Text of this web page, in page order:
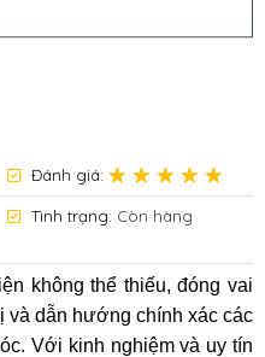
Đánh giá:
Tình trạng: Còn hàng
không thể thiếu, đóng vai
và dẫn hướng chính xác các
Với kinh nghiệm và uy tín